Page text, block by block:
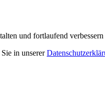
und fortlaufend
in unserer